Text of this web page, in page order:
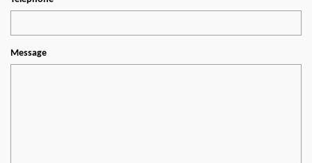
Message